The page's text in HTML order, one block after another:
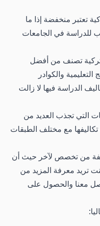
تعتبر منخفضة إذا ما
للدراسة في الجامعات
تصنف من أفضل
والكوادر
الدراسة فيها لا زالت
التي تجذب العديد من
مع مختلف الطبقات
من تخصص لآخر حيث أن
تريد معرفة المزيد من
معنا والحصول على